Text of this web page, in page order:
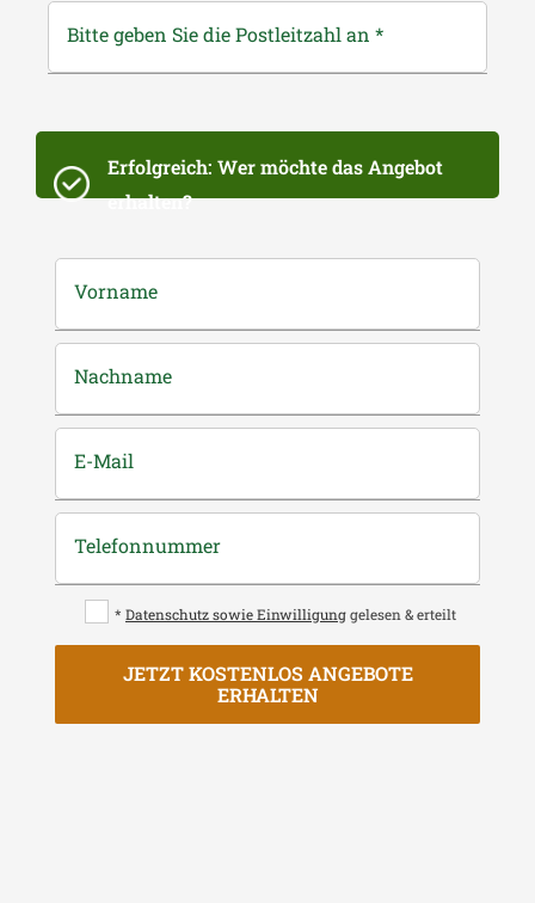
Bitte geben Sie die Postleitzahl an *
Erfolgreich: Wer möchte das Angebot
erhalten?
Vorname
Nachname
E-Mail
Telefonnummer
* Datenschutz sowie Einwilligung gelesen & erteilt
JETZT KOSTENLOS ANGEBOTE
ERHALTEN